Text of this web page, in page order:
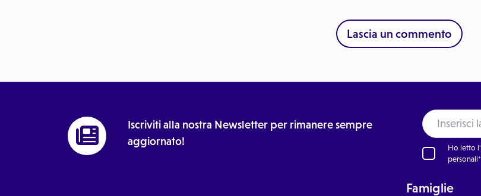
Lascia un commento
Iscriviti alla nostra Newsletter per rimanere sempre
aggiornato!
Ho letto l'
personali*
Famiglie